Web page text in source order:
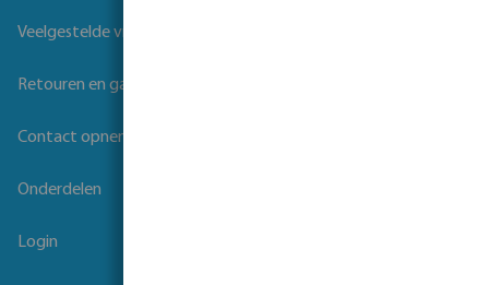
Veelgestelde vragen
Retouren en garantie
Contact opnemen
Onderdelen
Login